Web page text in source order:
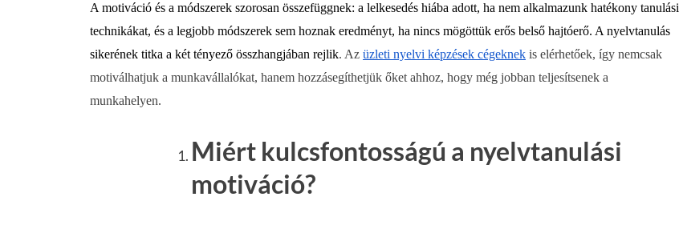
A motiváció és a módszerek szorosan összefüggnek: a lelkesedés hiába adott, ha nem alkalmazunk hatékony tanulási
technikákat, és a legjobb módszerek sem hoznak eredményt, ha nincs mögöttük erős belső hajtóerő. A nyelvtanulás
sikerének titka a két tényező összhangjában rejlik. Az üzleti nyelvi képzések cégeknek is elérhetőek, így nemcsak
motiválhatjuk a munkavállalókat, hanem hozzásegíthetjük őket ahhoz, hogy még jobban teljesítsenek a
munkahelyen.
Miért kulcsfontosságú a nyelvtanulási
motiváció?